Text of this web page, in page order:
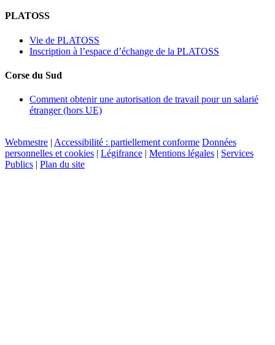
PLATOSS
Vie de PLATOSS
Inscription à l’espace d’échange de la PLATOSS
Corse du Sud
Comment obtenir une autorisation de travail pour un salarié
étranger (hors UE)
Webmestre | Accessibilité : partiellement conforme Données
personnelles et cookies | Légifrance | Mentions légales | Services
Publics | Plan du site